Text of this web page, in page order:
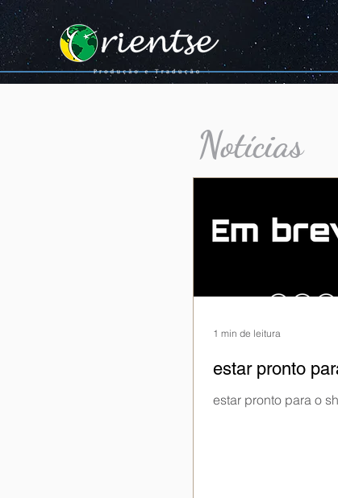
Notícias
estar pronto
estar pronto para o
1 min de leitura